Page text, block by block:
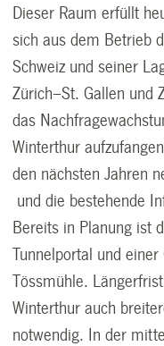
Dieser Raum erfüllt
sich aus dem Betrieb
Schweiz und seiner
Zürich−St. Gallen und
das
Winterthur
den nächsten Jahren
und die bestehende
Bereits in Planung ist
Tunnelportal und
Tössmühle.
Winterthur auch
notwendig. In der